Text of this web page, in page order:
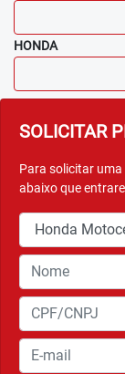
SOLICITAR
Para solicitar
abaixo que
HONDA